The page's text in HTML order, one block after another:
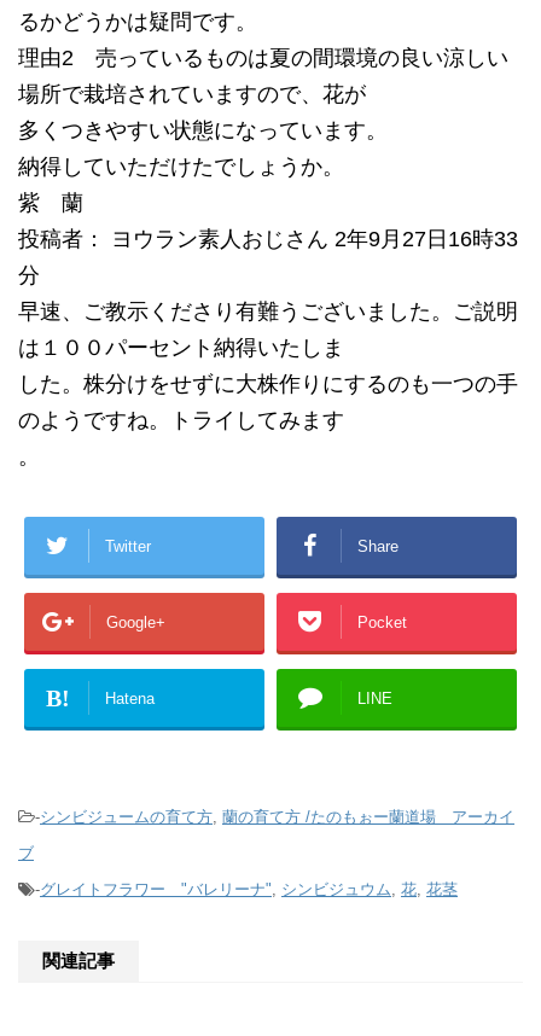
るかどうかは疑問です。
理由2 売っているものは夏の間環境の良い涼しい
場所で栽培されていますので、花が
多くつきやすい状態になっています。
納得していただけたでしょうか。
紫 蘭
投稿者： ヨウラン素人おじさん 2年9月27日16時33
分
早速、ご教示くださり有難うございました。ご説明
は１００パーセント納得いたしま
した。株分けをせずに大株作りにするのも一つの手
のようですね。トライしてみます
。
Twitter Share
Google+ Pocket
B! Hatena LINE
-シンビジュームの育て方, 蘭の育て方 /たのもぉー蘭道場 アーカイ
ブ
-グレイトフラワー "バレリーナ", シンビジュウム, 花, 花茎
関連記事